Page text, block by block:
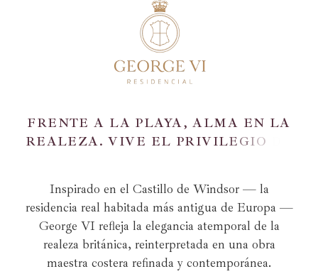
FRENTE A LA PLAYA, ALMA EN LA
REALEZA. VIVE EL PRIVILEGIO
Inspirado en el Castillo de Windsor — la
residencia real habitada más antigua de Europa —
George VI refleja la elegancia atemporal de la
realeza británica, reinterpretada en una obra
maestra costera refinada y contemporánea.